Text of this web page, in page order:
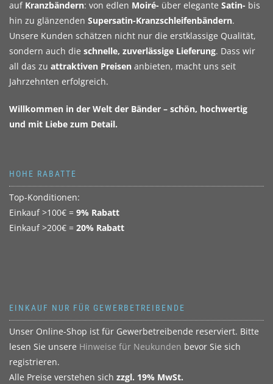
auf Kranzbändern: von edlen Moiré- über elegante Satin- bis
hin zu glänzenden Supersatin-Kranzschleifenbändern.
Unsere Kunden schätzen nicht nur die erstklassige Qualität,
sondern auch die schnelle, zuverlässige Lieferung. Dass wir
all das zu attraktiven Preisen anbieten, macht uns seit
Jahrzehnten erfolgreich.
Willkommen in der Welt der Bänder – schön, hochwertig
und mit Liebe zum Detail.
HOHE RABATTE
Top-Konditionen:
Einkauf >100€ = 9% Rabatt
Einkauf >200€ = 20% Rabatt
EINKAUF NUR FÜR GEWERBETREIBENDE
Unser Online-Shop ist für Gewerbetreibende reserviert. Bitte
lesen Sie unsere Hinweise für Neukunden bevor Sie sich
registrieren.
Alle Preise verstehen sich zzgl. 19% MwSt.